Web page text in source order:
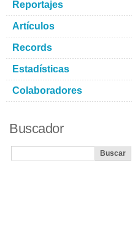
Reportajes
Artículos
Records
Estadísticas
Colaboradores
Buscador